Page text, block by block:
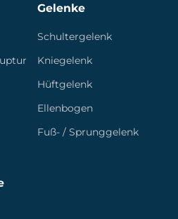
Gelenke
Schultergelenk
Kniegelenk
Hüftgelenk
Ellenbogen
Fuß- / Sprunggelenk